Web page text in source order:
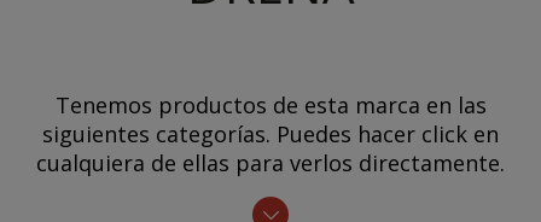
Tenemos productos de esta marca en las
siguientes categorías. Puedes hacer click en
cualquiera de ellas para verlos directamente.